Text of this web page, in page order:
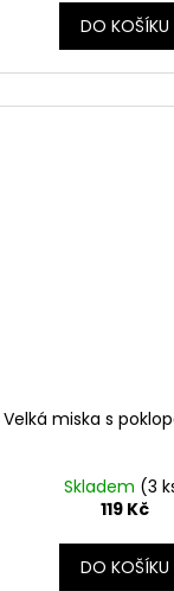
DO KOŠÍKU
Velká miska s
Skladem (3
119 Kč
DO KOŠÍKU